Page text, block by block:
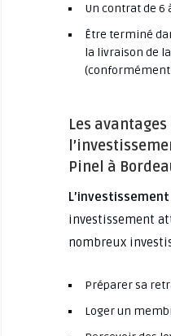
Un contrat de 6
Être terminé
la livraison de
(conformément
Les avantages
Pinel à
investissement
nombreux
Préparer sa
Loger un